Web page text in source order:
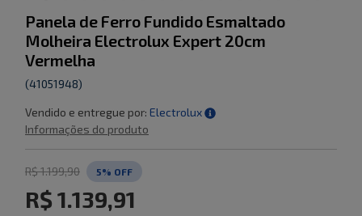
Panela de Ferro Fundido Esmaltado
Molheira Electrolux Expert 20cm
Vermelha
(41051948)
Vendido e entregue por: Electrolux
Informações do produto
R$ 1.199,90 5% OFF
R$ 1.139,91